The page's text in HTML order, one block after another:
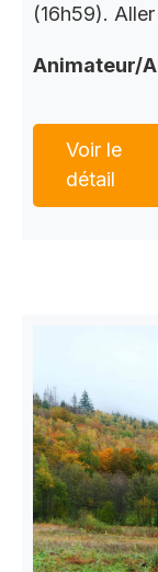
(16h59).
Animateur/
Voir le
détail